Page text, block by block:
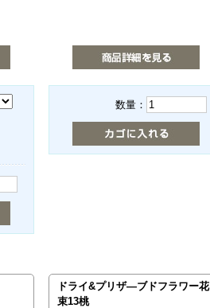
数量：
ドライ&プリザ―ブドフラワー花
束13桃